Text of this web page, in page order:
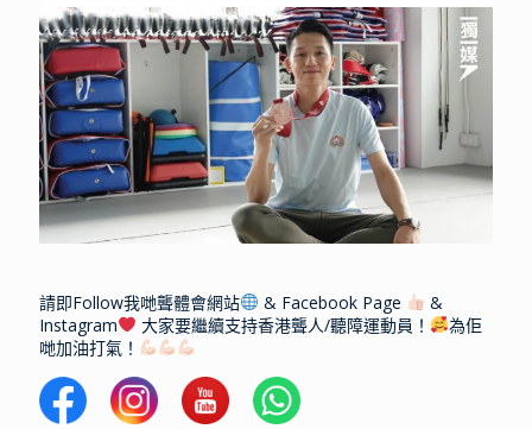
請即Follow我哋聾體會網站 & Facebook Page
&
Instagram
大家要繼續支持香港聾人/聽障運動員！
為佢
哋加油打氣！